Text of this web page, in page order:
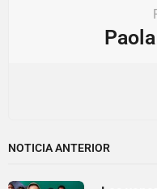
NOTICIA ANTERIOR